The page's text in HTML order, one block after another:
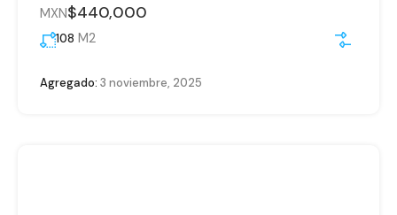
MXN$440,000
108 M2
Agregado: 3 noviembre, 2025